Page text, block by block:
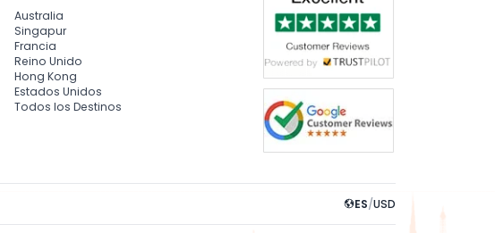
Australia
Singapur
Francia
Reino Unido
Hong Kong
Estados Unidos
Todos los Destinos
ES/USD